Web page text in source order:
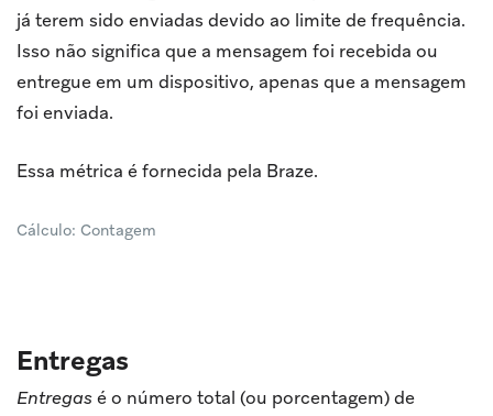
já terem sido enviadas devido ao limite de frequência.
Isso não significa que a mensagem foi recebida ou
entregue em um dispositivo, apenas que a mensagem
foi enviada.
Essa métrica é fornecida pela Braze.
Cálculo: Contagem
Entregas
Entregasé o número total (ou porcentagem) de